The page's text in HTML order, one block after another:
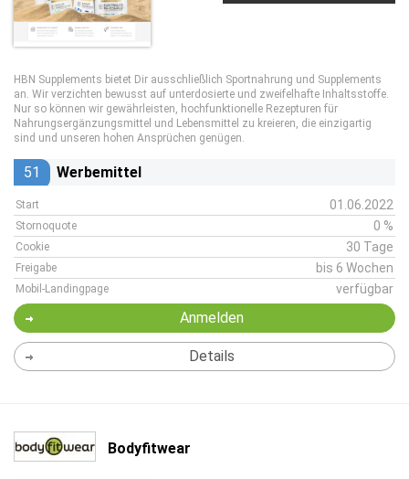
HBN Supplements bietet Dir ausschließlich Sportnahrung und Supplements
an. Wir verzichten bewusst auf unterdosierte und zweifelhafte Inhaltsstoffe.
Nur so können wir gewährleisten, hochfunktionelle Rezepturen für
Nahrungsergänzungsmittel und Lebensmittel zu kreieren, die einzigartig
sind und unseren hohen Ansprüchen genügen.
51 Werbemittel
Start 01.06.2022
Stornoquote 0 %
Cookie 30 Tage
Freigabe bis 6 Wochen
Mobil-Landingpage verfügbar
Anmelden
Details
Bodyfitwear